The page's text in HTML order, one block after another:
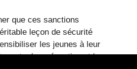
que ces sanctions
leçon de sécurité
les jeunes à leur
route. La prévention et la